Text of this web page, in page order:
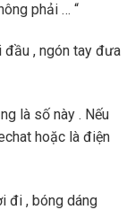
phải … “
đầu , ngón tay đưa
là số này . Nếu
hoặc là điện
đi , bóng dáng